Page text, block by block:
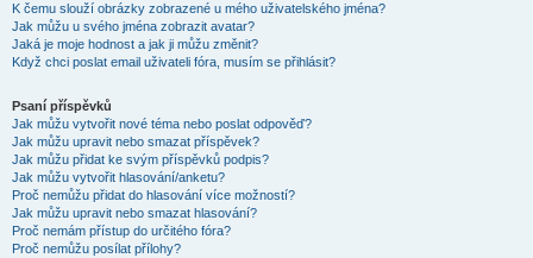
K čemu slouží obrázky zobrazené u mého uživatelského jména?
Jak můžu u svého jména zobrazit avatar?
Jaká je moje hodnost a jak ji můžu změnit?
Když chci poslat email uživateli fóra, musím se přihlásit?
Psaní příspěvků
Jak můžu vytvořit nové téma nebo poslat odpověď?
Jak můžu upravit nebo smazat příspěvek?
Jak můžu přidat ke svým příspěvků podpis?
Jak můžu vytvořit hlasování/anketu?
Proč nemůžu přidat do hlasování více možností?
Jak můžu upravit nebo smazat hlasování?
Proč nemám přístup do určitého fóra?
Proč nemůžu posílat přílohy?